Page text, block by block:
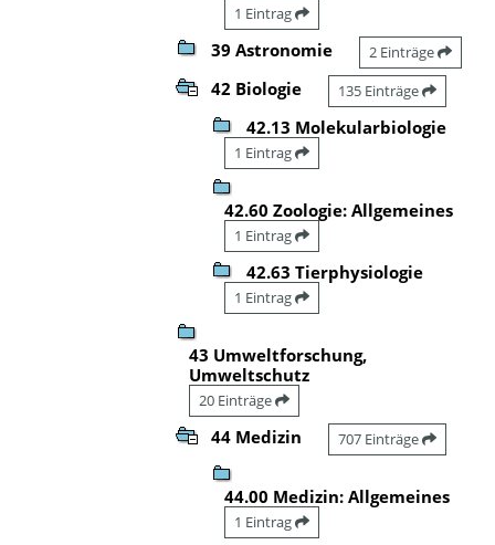
1 Eintrag
39 Astronomie 2 Einträge
42 Biologie 135 Einträge
42.13 Molekularbiologie
1 Eintrag
42.60 Zoologie: Allgemeines
1 Eintrag
42.63 Tierphysiologie
1 Eintrag
43 Umweltforschung,
Umweltschutz
20 Einträge
44 Medizin 707 Einträge
44.00 Medizin: Allgemeines
1 Eintrag